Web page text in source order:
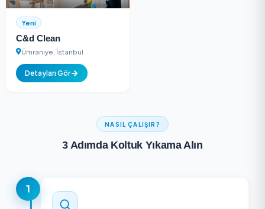
Yeni
Yeni Efsane Temizlik
Şirketi
Yeni